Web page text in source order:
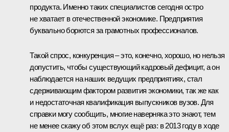
продукта. Именно таких специалистов сегодня остро
не хватает в отечественной экономике. Предприятия
буквально борются за грамотных профессионалов.
Такой спрос, конкуренция – это, конечно, хорошо, но нельзя
допустить, чтобы существующий кадровый дефицит, а он
наблюдается на наших ведущих предприятиях, стал
сдерживающим фактором развития экономики, так же как
и недостаточная квалификация выпускников вузов. Для
справки могу сообщить, многие наверняка это знают, тем
не менее скажу об этом вслух ещё раз: в 2013 году в ходе